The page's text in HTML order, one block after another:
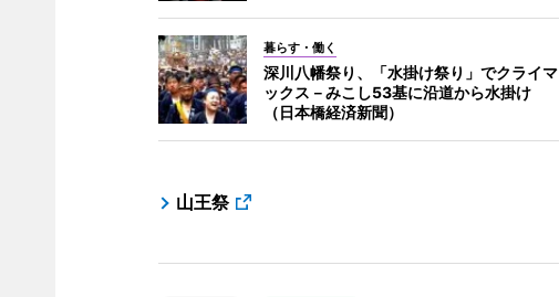
暮らす・働く
深川八幡祭り、「水掛け祭り」でクライマ
ックス－みこし53基に沿道から水掛け
（日本橋経済新聞）
山王祭